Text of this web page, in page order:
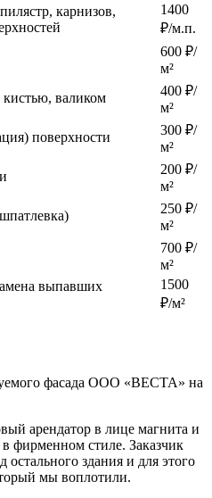
карнизов,
1400
₽/м.п.
600 ₽/
м²
кистью, валиком
400 ₽/
м²
поверхности
300 ₽/
м²
200 ₽/
м²
250 ₽/
м²
700 ₽/
м²
выпавших
1500
₽/м²
фасада ООО «ВЕСТА» на
арендатор в лице магнита и
фирменном стиле. Заказчик
здания и для этого
мы воплотили.